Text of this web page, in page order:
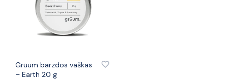
Grüum barzdos vaškas
– Earth 20 g